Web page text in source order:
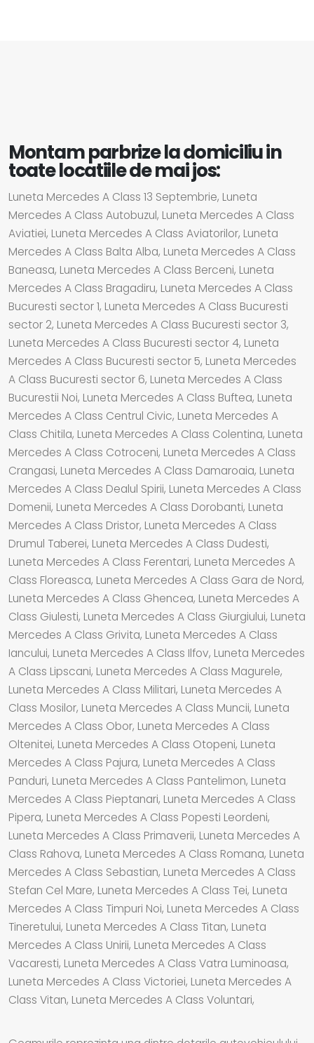
Montam parbrize la domiciliu in
toate locatiile de mai jos:
Luneta Mercedes A Class 13 Septembrie, Luneta
Mercedes A Class Autobuzul, Luneta Mercedes A Class
Aviatiei, Luneta Mercedes A Class Aviatorilor, Luneta
Mercedes A Class Balta Alba, Luneta Mercedes A Class
Baneasa, Luneta Mercedes A Class Berceni, Luneta
Mercedes A Class Bragadiru, Luneta Mercedes A Class
Bucuresti sector 1, Luneta Mercedes A Class Bucuresti
sector 2, Luneta Mercedes A Class Bucuresti sector 3,
Luneta Mercedes A Class Bucuresti sector 4, Luneta
Mercedes A Class Bucuresti sector 5, Luneta Mercedes
A Class Bucuresti sector 6, Luneta Mercedes A Class
Bucurestii Noi, Luneta Mercedes A Class Buftea, Luneta
Mercedes A Class Centrul Civic, Luneta Mercedes A
Class Chitila, Luneta Mercedes A Class Colentina, Luneta
Mercedes A Class Cotroceni, Luneta Mercedes A Class
Crangasi, Luneta Mercedes A Class Damaroaia, Luneta
Mercedes A Class Dealul Spirii, Luneta Mercedes A Class
Domenii, Luneta Mercedes A Class Dorobanti, Luneta
Mercedes A Class Dristor, Luneta Mercedes A Class
Drumul Taberei, Luneta Mercedes A Class Dudesti,
Luneta Mercedes A Class Ferentari, Luneta Mercedes A
Class Floreasca, Luneta Mercedes A Class Gara de Nord,
Luneta Mercedes A Class Ghencea, Luneta Mercedes A
Class Giulesti, Luneta Mercedes A Class Giurgiului, Luneta
Mercedes A Class Grivita, Luneta Mercedes A Class
Iancului, Luneta Mercedes A Class Ilfov, Luneta Mercedes
A Class Lipscani, Luneta Mercedes A Class Magurele,
Luneta Mercedes A Class Militari, Luneta Mercedes A
Class Mosilor, Luneta Mercedes A Class Muncii, Luneta
Mercedes A Class Obor, Luneta Mercedes A Class
Oltenitei, Luneta Mercedes A Class Otopeni, Luneta
Mercedes A Class Pajura, Luneta Mercedes A Class
Panduri, Luneta Mercedes A Class Pantelimon, Luneta
Mercedes A Class Pieptanari, Luneta Mercedes A Class
Pipera, Luneta Mercedes A Class Popesti Leordeni,
Luneta Mercedes A Class Primaverii, Luneta Mercedes A
Class Rahova, Luneta Mercedes A Class Romana, Luneta
Mercedes A Class Sebastian, Luneta Mercedes A Class
Stefan Cel Mare, Luneta Mercedes A Class Tei, Luneta
Mercedes A Class Timpuri Noi, Luneta Mercedes A Class
Tineretului, Luneta Mercedes A Class Titan, Luneta
Mercedes A Class Unirii, Luneta Mercedes A Class
Vacaresti, Luneta Mercedes A Class Vatra Luminoasa,
Luneta Mercedes A Class Victoriei, Luneta Mercedes A
Class Vitan, Luneta Mercedes A Class Voluntari,